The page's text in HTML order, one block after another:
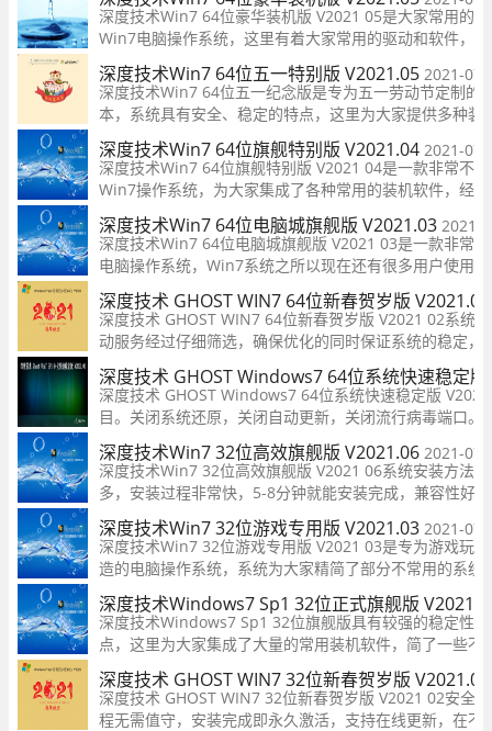
脑和新款机器，用户可以随时一键快速安装！
深度技术Win7 64位豪华装机版 V2021 05是大家常用的
Win7电脑操作系统，这里有着大家常用的驱动和软件，
经严格查杀，无木马程序、无病毒、无流氓软件及相关插
件，用户在这可以随时放心的下载安装，兼容了各种型号
电脑！
深度技术Win7 64位五一特别版 V2021.05 2021-07-
深度技术Win7 64位五一纪念版是专为五一劳动节定制的
本，系统具有安全、稳定的特点，这里为大家提供多种装
方式，5-8分钟就能快速安装完成，大大的节省用户的时
间，优化了大量的启动项，给大家带来更好的使用体验！
深度技术Win7 64位旗舰特别版 V2021.04 2021-07-
深度技术Win7 64位旗舰特别版 V2021 04是一款非常不
Win7操作系统，为大家集成了各种常用的装机软件，经
业人员的测试，兼容了各种不同型号的新老电脑，自动屏
木马病毒阻止病毒运行，为用户提供最好最快的操作体验
快来下载体验吧！
深度技术Win7 64位电脑城旗舰版 V2021.03 2021-
深度技术Win7 64位电脑城旗舰版 V2021 03是一款非常
电脑操作系统，Win7系统之所以现在还有很多用户使用
具有强大的稳定性和兼容性，集成了大量常见的驱动和软
装机速度快，有需要的快来下载吧！
深度技术 GHOST WIN7 64位新春贺岁版
深度技术 GHOST WIN7 64位新春贺岁版 V2021 02系统
动服务经过仔细筛选，确保优化的同时保证系统的稳定，
和执行清理目标机器残留的病毒信息，以杜绝病毒残留。
深度技术 GHOST Windows7 64位系统快速稳定
深度技术 GHOST Windows7 64位系统快速稳定版
目。关闭系统还原，关闭自动更新，关闭流行病毒端口。
性能（如关闭错误报告，关闭帮助等），欢迎广大喜欢的
深度技术Win7 32位高效旗舰版 V2021.06 2021-07-
深度技术Win7 32位高效旗舰版 V2021 06系统安装方法很
多，安装过程非常快，5-8分钟就能安装完成，兼容性好，
计算机安装程序可以帮助进行测试，无需设置帐户即可登
录，非常的便捷，快来下载安装吧！
深度技术Win7 32位游戏专用版 V2021.03 2021-07-
深度技术Win7 32位游戏专用版 V2021 03是专为游戏玩
造的电脑操作系统，系统为大家精简了部分不常用的系统
件和文件，经过了一系列的优化，让你的电脑性能发挥到
佳，让你可以更加畅快的玩游戏！
深度技术Windows7 Sp1 32位正式旗舰版
深度技术Windows7 Sp1 32位旗舰版具有较强的稳定性
点，这里为大家集成了大量的常用装机软件，简了一些不
能，系统更加流畅和简洁，节省了安装软件的时间，全程
安装，非常的便捷，快来下载体验吧！
深度技术 GHOST WIN7 32位新春贺岁版
深度技术 GHOST WIN7 32位新春贺岁版 V2021 02安全
程无需值守，安装完成即永久激活，支持在线更新，在不